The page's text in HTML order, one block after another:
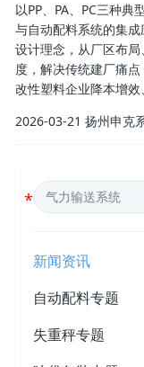
以PP、PA、PC三种
与自动配料系统的集
设计理念，从厂区布
度，解决传统建厂痛
改性塑料企业降本增效
2026-03-21 扬州申克
新闻资讯
自动配料专题
失重秤专题